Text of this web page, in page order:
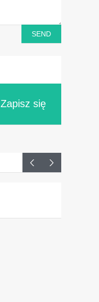
Zapisz się